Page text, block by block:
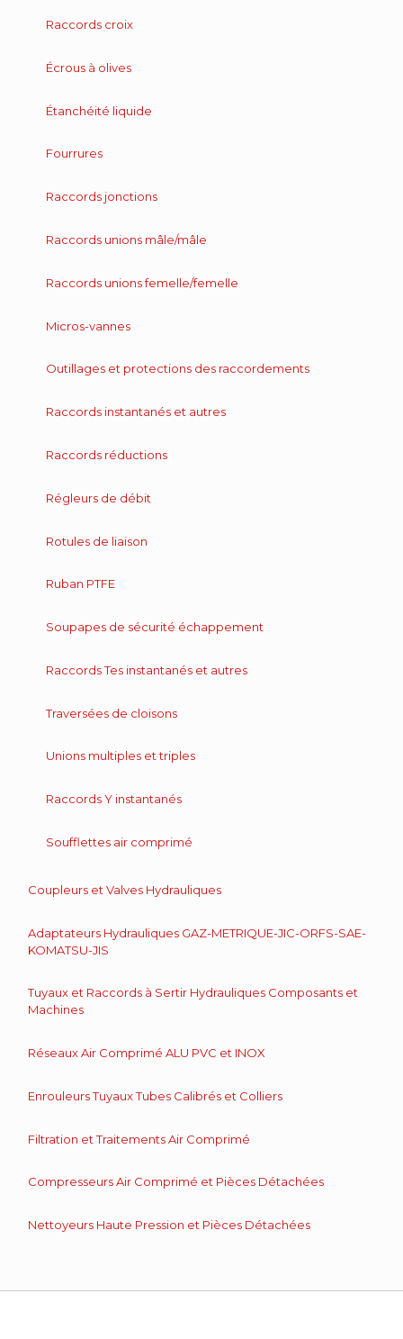
Raccords croix
Écrous à olives
Étanchéité liquide
Fourrures
Raccords jonctions
Raccords unions mâle/mâle
Raccords unions femelle/femelle
Micros-vannes
Outillages et protections des raccordements
Raccords instantanés et autres
Raccords réductions
Régleurs de débit
Rotules de liaison
Ruban PTFE
Soupapes de sécurité échappement
Raccords Tes instantanés et autres
Traversées de cloisons
Unions multiples et triples
Raccords Y instantanés
Soufflettes air comprimé
Coupleurs et Valves Hydrauliques
Adaptateurs Hydrauliques GAZ-METRIQUE-JIC-ORFS-SAE-
KOMATSU-JIS
Tuyaux et Raccords à Sertir Hydrauliques Composants et
Machines
Réseaux Air Comprimé ALU PVC et INOX
Enrouleurs Tuyaux Tubes Calibrés et Colliers
Filtration et Traitements Air Comprimé
Compresseurs Air Comprimé et Pièces Détachées
Nettoyeurs Haute Pression et Pièces Détachées